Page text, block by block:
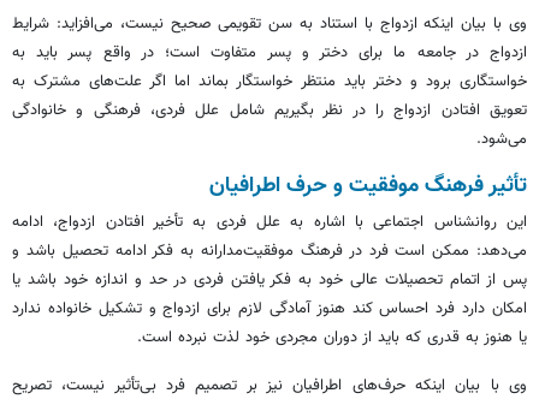
وی با بیان اینکه ازدواج با استناد به سن تقویمی صحیح نیست، می‌افزاید: شرایط
ازدواج در جامعه ما برای دختر و پسر متفاوت است؛ در واقع پسر باید به
خواستگاری برود و دختر باید منتظر خواستگار بماند اما اگر علت‌های مشترک به
تعویق افتادن ازدواج را در نظر بگیریم شامل علل فردی، فرهنگی و خانوادگی
می‌شود.
تأثیر فرهنگ موفقیت و حرف اطرافیان
این روانشناس اجتماعی با اشاره به علل فردی به تأخیر افتادن ازدواج، ادامه
می‌دهد: ممکن است فرد در فرهنگ موفقیت‌مدارانه به فکر ادامه تحصیل باشد و
پس از اتمام تحصیلات عالی خود به فکر یافتن فردی در حد و اندازه خود باشد یا
امکان دارد فرد احساس کند هنوز آمادگی لازم برای ازدواج و تشکیل خانواده ندارد
یا هنوز به قدری که باید از دوران مجردی خود لذت نبرده است.
وی با بیان اینکه حرف‌های اطرافیان نیز بر تصمیم فرد بی‌تأثیر نیست، تصریح